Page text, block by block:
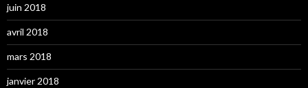
juin 2018
avril 2018
mars 2018
janvier 2018